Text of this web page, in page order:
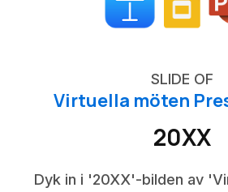
SLIDE OF
Virtuella möten
20XX
Dyk in i '20XX'-bilden av